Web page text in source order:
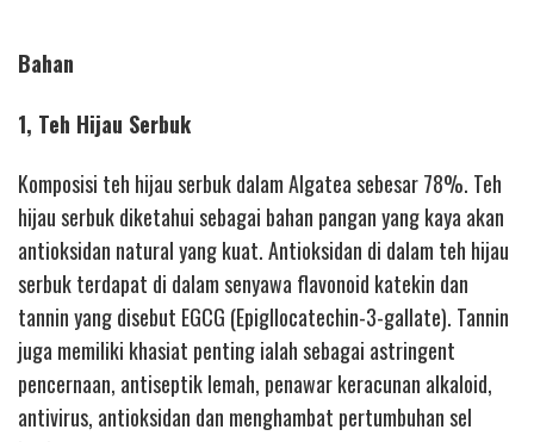
Bahan
1, Teh Hijau Serbuk
Komposisi teh hijau serbuk dalam Algatea sebesar 78%. Teh
hijau serbuk diketahui sebagai bahan pangan yang kaya akan
antioksidan natural yang kuat. Antioksidan di dalam teh hijau
serbuk terdapat di dalam senyawa flavonoid katekin dan
tannin yang disebut EGCG (Epigllocatechin-3-gallate). Tannin
juga memiliki khasiat penting ialah sebagai astringent
pencernaan, antiseptik lemah, penawar keracunan alkaloid,
antivirus, antioksidan dan menghambat pertumbuhan sel